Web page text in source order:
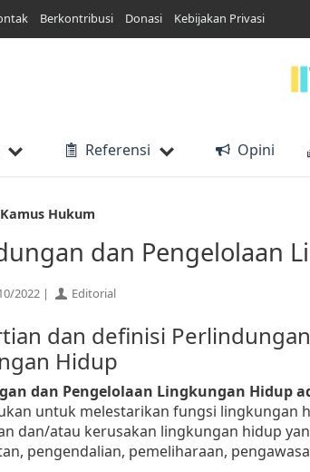
Berkontribusi Donasi Kebijakan Privasi
Referensi Opini
Kamus Hukum
dan Pengelolaan
2022 | Editorial
dan definisi
Hidup
dan Pengelolaan Lingkungan Hidup
untuk melestarikan fungsi lingkungan
dan/atau kerusakan lingkungan hidup
pengendalian, pemeliharaan,